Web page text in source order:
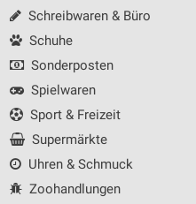
Schreibwaren & Büro
Schuhe
Sonderposten
Spielwaren
Sport & Freizeit
Supermärkte
Uhren & Schmuck
Zoohandlungen